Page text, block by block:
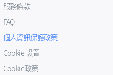
服務條款
FAQ
個人資訊保護政策
Cookie 設置
Cookie政策